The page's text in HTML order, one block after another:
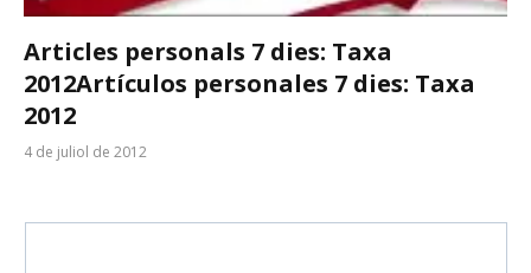
Articles personals 7 dies: Taxa
2012Artículos personales 7 dies: Taxa
2012
4 de juliol de 2012